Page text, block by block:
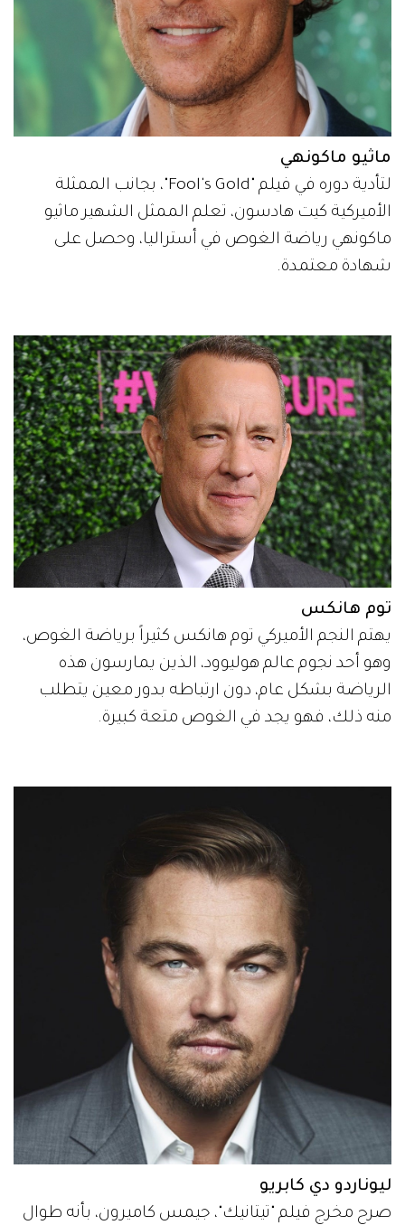
ماثيو ماكونهي
لتأدية دوره في فيلم "Fool's Gold"، بجانب الممثلة
الأميركية كيت هادسون، تعلم الممثل الشهير ماثيو
ماكونهي رياضة الغوص في أستراليا، وحصل على
شهادة معتمدة.
توم هانكس
يهتم النجم الأميركي توم هانكس كثيراً برياضة الغوص،
وهو أحد نجوم عالم هوليوود، الذين يمارسون هذه
الرياضة بشكل عام، دون ارتباطه بدور معين يتطلب
منه ذلك، فهو يجد في الغوص متعة كبيرة.
ليوناردو دي كابريو
صرح مخرج فيلم "تيتانيك"، جيمس كاميرون، بأنه طوال